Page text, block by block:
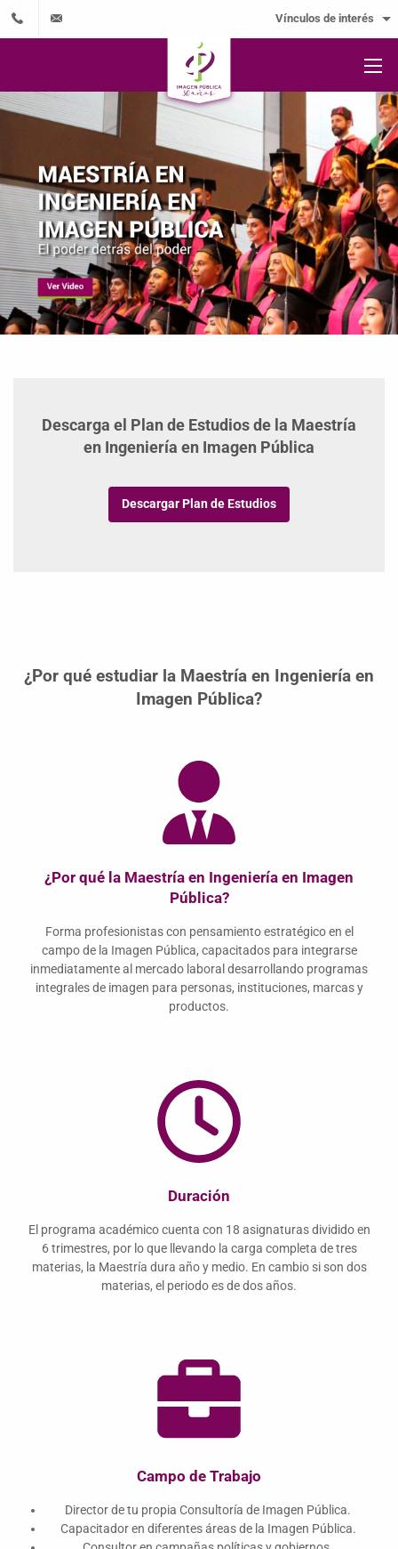
Vínculos de interés
¿Por qué estudiar la Maestría en Ingeniería en
Imagen Pública?
¿Por qué la Maestría en Ingeniería en Imagen
Pública?
Forma profesionistas con pensamiento estratégico en el
campo de la Imagen Pública, capacitados para integrarse
inmediatamente al mercado laboral desarrollando programas
integrales de imagen para personas, instituciones, marcas y
productos.
Duración
El programa académico cuenta con 18 asignaturas dividido en
6 trimestres, por lo que llevando la carga completa de tres
materias, la Maestría dura año y medio. En cambio si son dos
materias, el periodo es de dos años.
Campo de Trabajo
Director de tu propia Consultoría de Imagen Pública.
Capacitador en diferentes áreas de la Imagen Pública.
Descarga el Plan de Estudios de la Maestría
en Ingeniería en Imagen Pública
Descargar Plan de Estudios